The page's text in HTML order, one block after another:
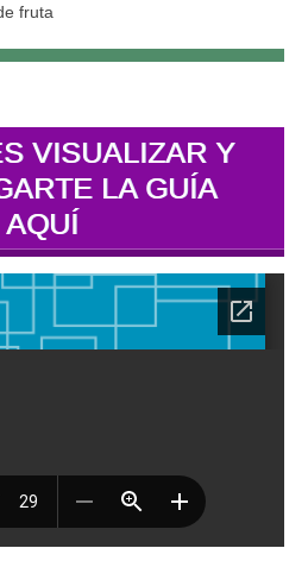
fruta
VISUALIZAR Y
LA GUÍA
AQUÍ